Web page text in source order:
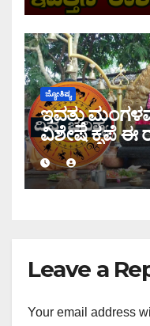
ಜ್ಯೋತಿಷ್ಯ
ಇವತ್ತು
ವಿಶೇಷ ಕೃಪೆ
ಇಂದಿನ ರಾಶಿ
Leave a
Your email address